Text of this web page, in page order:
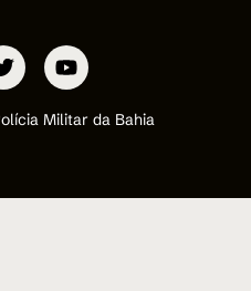
Militar da Bahia